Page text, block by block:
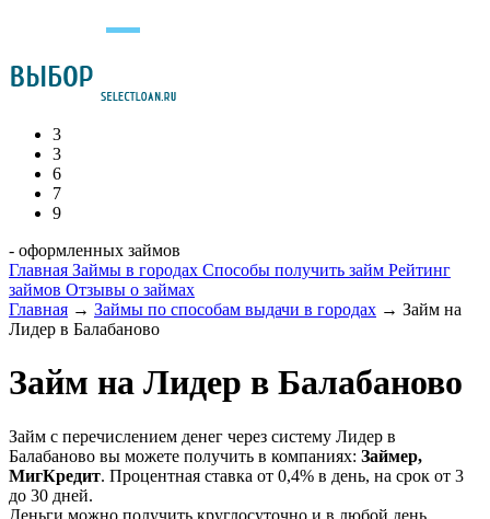
3
3
6
7
9
- оформленных займов
Главная Займы в городах Способы получить займ Рейтинг
займов Отзывы о займах
Главная → Займы по способам выдачи в городах → Займ на
Лидер в Балабаново
Займ на Лидер в Балабаново
Займ с перечислением денег через систему Лидер в
Балабаново вы можете получить в компаниях: Займер,
МигКредит. Процентная ставка от 0,4% в день, на срок от 3
до 30 дней.
Деньги можно получить круглосуточно и в любой день.